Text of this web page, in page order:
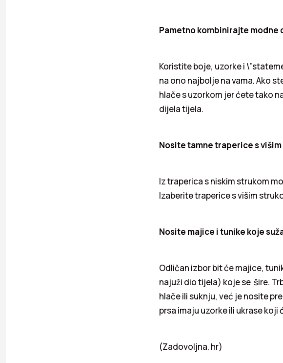
Pametno kombinirajte modne
Koristite boje, uzorke i
na ono najbolje na vama. Ako
hlače s uzorkom jer ćete tako
dijela tijela.
Nosite tamne traperice s
Iz traperica s niskim strukom
Izaberite traperice s višim
Nosite majice i tunike koje
Odličan izbor bit će majice,
najuži dio tijela) koje se šire.
hlače ili suknju, već je nosite
prsa imaju uzorke ili ukrase
(Zadovoljna. hr)